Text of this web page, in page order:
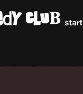
cLuB start